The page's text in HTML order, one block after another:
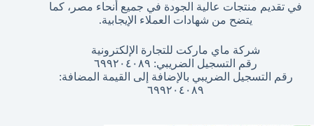
في تقديم منتجات عالية الجودة في جميع أنحاء مصر، كما
يتضح من شهادات العملاء الإيجابية.
شركة ماي ماركت للتجارة الإلكترونية
رقم التسجيل الضريبي: ٦٩٩٢٠٤٠٨٩
رقم التسجيل الضريبي بالإضافة إلى القيمة المضافة:
٦٩٩٢٠٤٠٨٩